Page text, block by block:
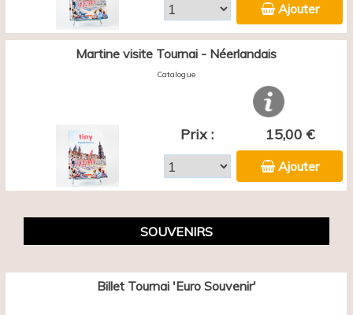
Ajouter
Martine visite Tournai - Néerlandais
Catalogue
Prix : 15,00 €
Ajouter
SOUVENIRS
Billet Tournai 'Euro Souvenir'